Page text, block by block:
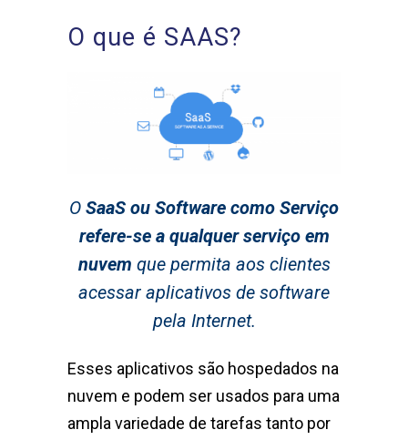
O que é SAAS?
O SaaS ou Software como Serviço
refere-se a qualquer serviço em
nuvem que permita aos clientes
acessar aplicativos de software
pela Internet.
Esses aplicativos são hospedados na
nuvem e podem ser usados ​​para uma
ampla variedade de tarefas tanto por